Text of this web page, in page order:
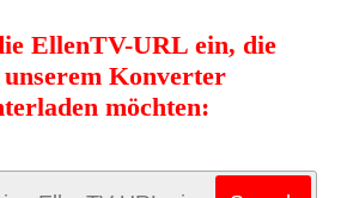
EllenTV-URL ein, die
unserem Konverter
möchten: